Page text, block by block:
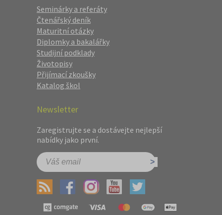
Seminárky a referáty
Čtenářský deník
Maturitní otázky
Diplomky a bakalářky
Studijní podklady
Životopisy
Přijímací zkoušky
Katalog škol
Newsletter
Zaregistrujte se a dostávejte nejlepší
nabídky jako první.